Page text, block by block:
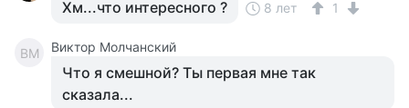
Хм...что интересного ? 8 лет 1
ВМ Виктор Молчанский
Что я смешной? Ты первая мне так
сказала...